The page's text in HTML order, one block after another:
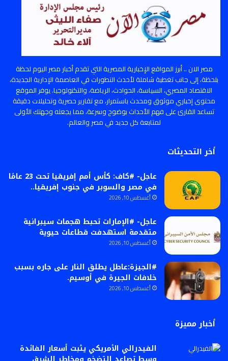
مصر الان .. أبرز المواقع الإخبارية المصرية التي تقدم أخبار مصر اليوم لحظة
بلحظة، إلى جانب تغطية شاملة لأحدث التطورات في العاصمة الإدارية الجديدة،
الاقتصاد المصري، السياسة، الحوادث، الرياضة، والتكنولوجيا. يوفر الموقع
محتوى إخباري موثوق ومحدث باستمرار، مع تقارير حصرية وتحليلات دقيقة
تساعد القارئ على فهم الأحداث بوضوح وسرعة، مما يجعله وجهتك الأولى
لمتابعة كل جديد في مصر والعالم.
أخر التحديثات
عاجل- #كاف: كأس أمم إفريقيا تحت 23 عامًا
في مصر والسوبر في جنوب إفريقيا..
أغسطس 10, 2026
عاجل- #الإمارات تحبط هجمات سيبرانية
متقدمة استهدفت قطاعات حيوية
أغسطس 10, 2026
#الجيزة:عاطل يطلق النار على جاره بسبب
خلافات الجيرة في أوسيم.
أغسطس 10, 2026
أخبار مميزة
الفيدرالي الأمريكي يثبت أسعار الفائدة